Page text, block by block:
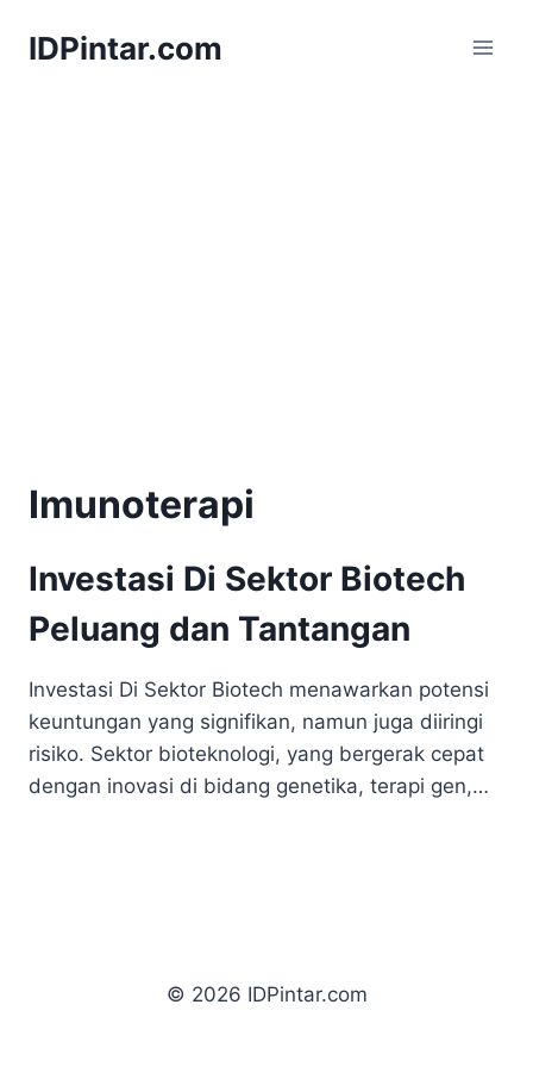
IDPintar.com
Imunoterapi
Investasi Di Sektor Biotech
Peluang dan Tantangan
Investasi Di Sektor Biotech menawarkan potensi
keuntungan yang signifikan, namun juga diiringi
risiko. Sektor bioteknologi, yang bergerak cepat
dengan inovasi di bidang genetika, terapi gen,…
© 2026 IDPintar.com